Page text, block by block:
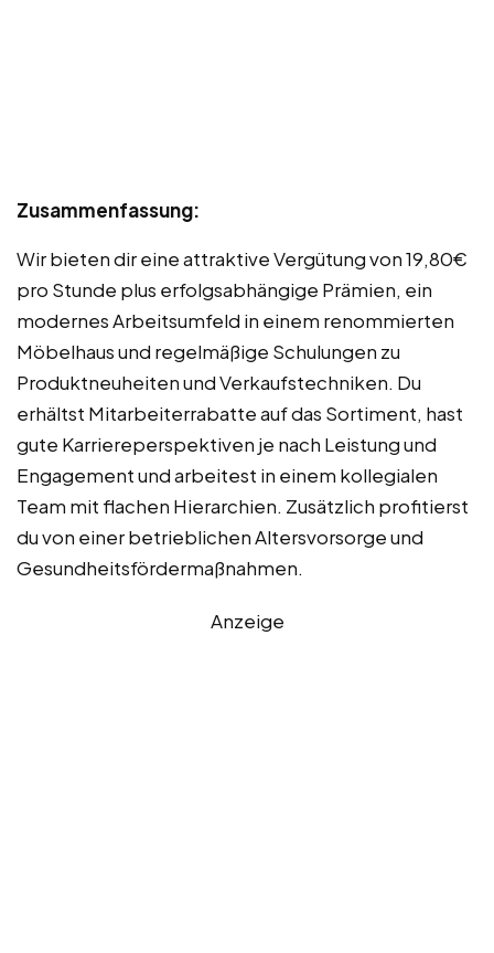
Zusammenfassung:
Wir bieten dir eine attraktive Vergütung von 19,80€
pro Stunde plus erfolgsabhängige Prämien, ein
modernes Arbeitsumfeld in einem renommierten
Möbelhaus und regelmäßige Schulungen zu
Produktneuheiten und Verkaufstechniken. Du
erhältst Mitarbeiterrabatte auf das Sortiment, hast
gute Karriereperspektiven je nach Leistung und
Engagement und arbeitest in einem kollegialen
Team mit flachen Hierarchien. Zusätzlich profitierst
du von einer betrieblichen Altersvorsorge und
Gesundheitsfördermaßnahmen.
Anzeige